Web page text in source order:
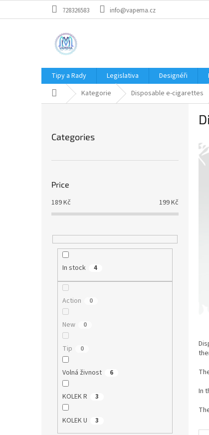
728326583 info@vapema.cz
Tipy a Rady Legislativa Designéři
Home Kategorie Disposable e-cigarettes
categories
Categories
Price
189Kč 199Kč
In stock 4
Action 0
New 0
Tip 0
Volná živnost 6
KOLEK R 3
KOLEK U 3
In